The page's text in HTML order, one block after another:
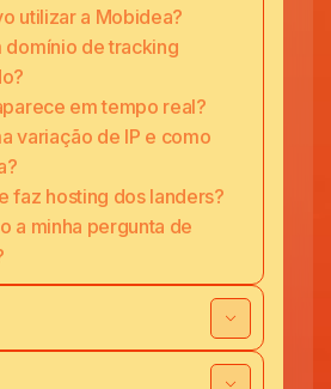
utilizar a Mobidea?
domínio de tracking
em tempo real?
variação de IP e como
faz hosting dos landers?
a minha pergunta de